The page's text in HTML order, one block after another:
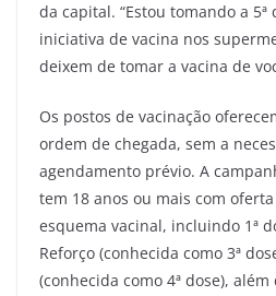
da capital. “Estou tomando a 5ª
iniciativa de vacina nos
deixem de tomar a vacina de
Os postos de vacinação
ordem de chegada, sem a
agendamento prévio. A
tem 18 anos ou mais com
esquema vacinal, incluindo 1ª
Reforço (conhecida como 3ª
(conhecida como 4ª dose),